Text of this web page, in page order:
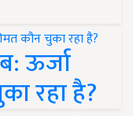
ऊर्जा
रहा है?